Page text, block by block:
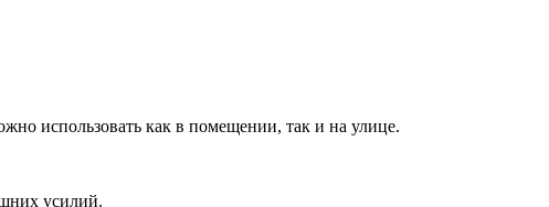
использовать как в помещении, так и на улице.
усилий.